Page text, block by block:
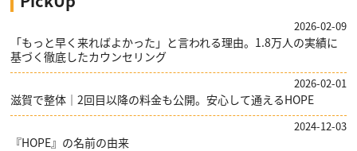
「もっと早く来ればよかった」と言われる理由。1.8万人の実績に
基づく徹底したカウンセリング
2026-02-09
滋賀で整体｜2回目以降の料金も公開。安心して通えるHOPE
2026-02-01
『HOPE』の名前の由来
2024-12-03